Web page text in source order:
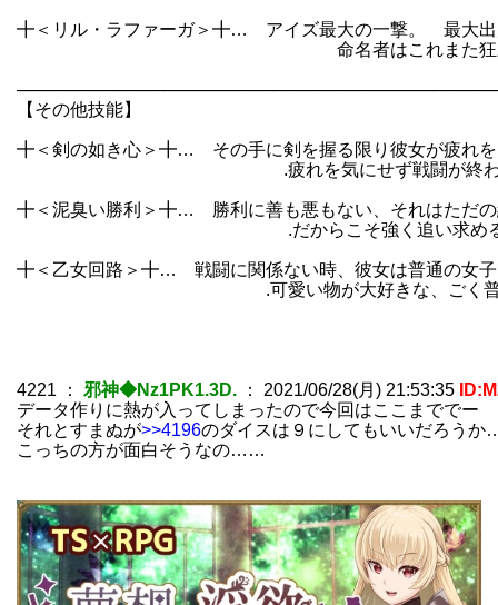
╋＜リル・ラファーガ＞╋… アイズ最大の一撃。 最大出
命名者はこれまた狂
【その他技能】
╋＜剣の如き心＞╋… その手に剣を握る限り彼女が疲れを
.疲れを気にせず戦闘が終わるまで戦い続
╋＜泥臭い勝利＞╋… 勝利に善も悪もない、それはただの
.だからこそ強く追い求める。 泥をすす
╋＜乙女回路＞╋… 戦闘に関係ない時、彼女は普通の女子
.可愛い物が大好きな、ごく普通の
4221 ： 邪神◆Nz1PK1.3D. ： 2021/06/28(月) 21:53:35
データ作りに熱が入ってしまったので今回はここまででー
それとすまぬが>>4196のダイスは９にしてもいいだろう
こっちの方が面白そうなの……